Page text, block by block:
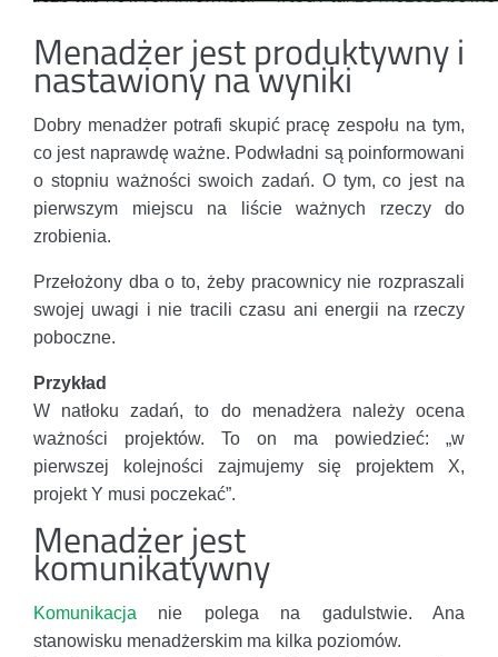
Menadżer jest produktywny i
nastawiony na wyniki
Dobry menadżer potrafi skupić pracę zespołu na tym,
co jest naprawdę ważne. Podwładni są poinformowani
o stopniu ważności swoich zadań. O tym, co jest na
pierwszym miejscu na liście ważnych rzeczy do
zrobienia.
Przełożony dba o to, żeby pracownicy nie rozpraszali
swojej uwagi i nie tracili czasu ani energii na rzeczy
poboczne.
Przykład
W natłoku zadań, to do menadżera należy ocena
ważności projektów. To on ma powiedzieć: „w
pierwszej kolejności zajmujemy się projektem X,
projekt Y musi poczekać”.
Menadżer jest
komunikatywny
Komunikacja nie polega na gadulstwie. Ana
stanowisku menadżerskim ma kilka poziomów.